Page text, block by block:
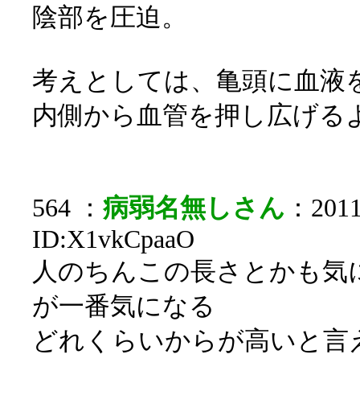
陰部を圧迫。
考えとしては、亀頭に血液
内側から血管を押し広げる
564 ： 病弱名無しさん ：
ID:X1vkCpaaO
人のちんこの長さとかも
が一番気になる
どれくらいからが高いと